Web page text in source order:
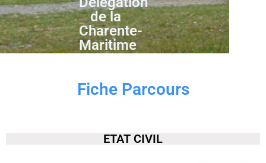
de la
Charente-
Maritime
Fiche Parcours
ETAT CIVIL